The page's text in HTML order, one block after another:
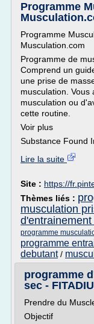
Programme
Programme
Musculation.com
Programme de
Comprend un
une prise de
musculation.
musculation ou
cette routine.
Voir plus
Substance Found
Lire la suite
Site : https://
Thèmes liés :
musculation
programme
programme
debutant/
programme
sec -
Prendre du
Objectif